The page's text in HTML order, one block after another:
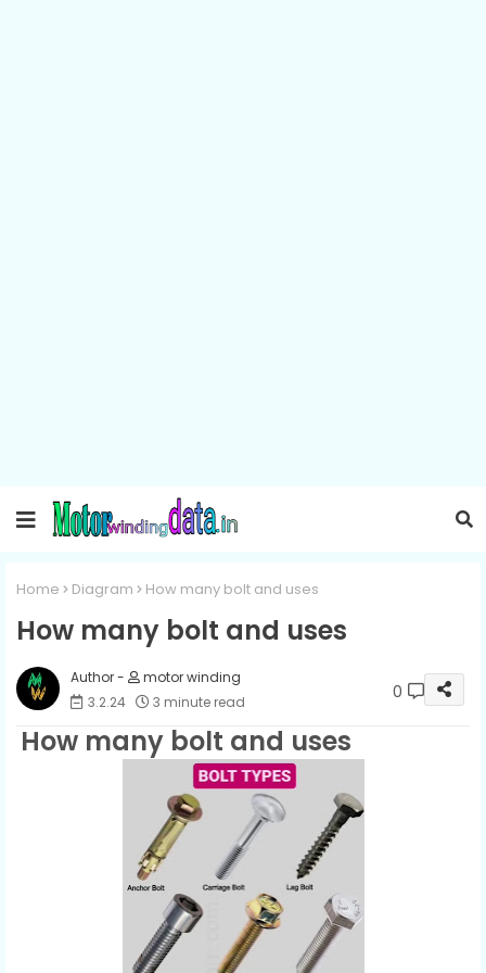
Home Diagram How many bolt and uses
How many bolt and uses
motor winding
3.2.24
3 minute read 0
How many bolt and uses